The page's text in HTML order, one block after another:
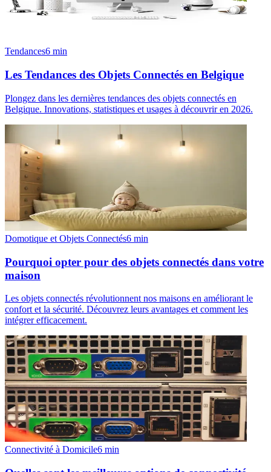
Tendances6 min
Les Tendances des Objets Connectés en Belgique
Plongez dans les dernières tendances des objets connectés en
Belgique. Innovations, statistiques et usages à découvrir en 2026.
Domotique et Objets Connectés6 min
Pourquoi opter pour des objets connectés dans votre
maison
Les objets connectés révolutionnent nos maisons en améliorant le
confort et la sécurité. Découvrez leurs avantages et comment les
intégrer efficacement.
Connectivité à Domicile6 min